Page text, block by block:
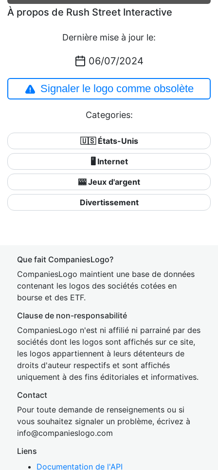
À propos de Rush Street Interactive
Dernière mise à jour le:
06/07/2024
Signaler le logo comme obsolète
Categories:
🇺🇸 États-Unis
🖥️ Internet
🎰 Jeux d'argent
Divertissement
Que fait CompaniesLogo?
CompaniesLogo maintient une base de données
contenant les logos des sociétés cotées en
bourse et des ETF.
Clause de non-responsabilité
CompaniesLogo n'est ni affilié ni parrainé par des
sociétés dont les logos sont affichés sur ce site,
les logos appartiennent à leurs détenteurs de
droits d'auteur respectifs et sont affichés
uniquement à des fins éditoriales et informatives.
Contact
Pour toute demande de renseignements ou si
vous souhaitez signaler un problème, écrivez à
info@companieslogo.com
Liens
Documentation de l'API